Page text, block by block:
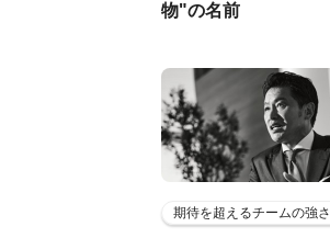
物"の名前
期待を超えるチームの強さ